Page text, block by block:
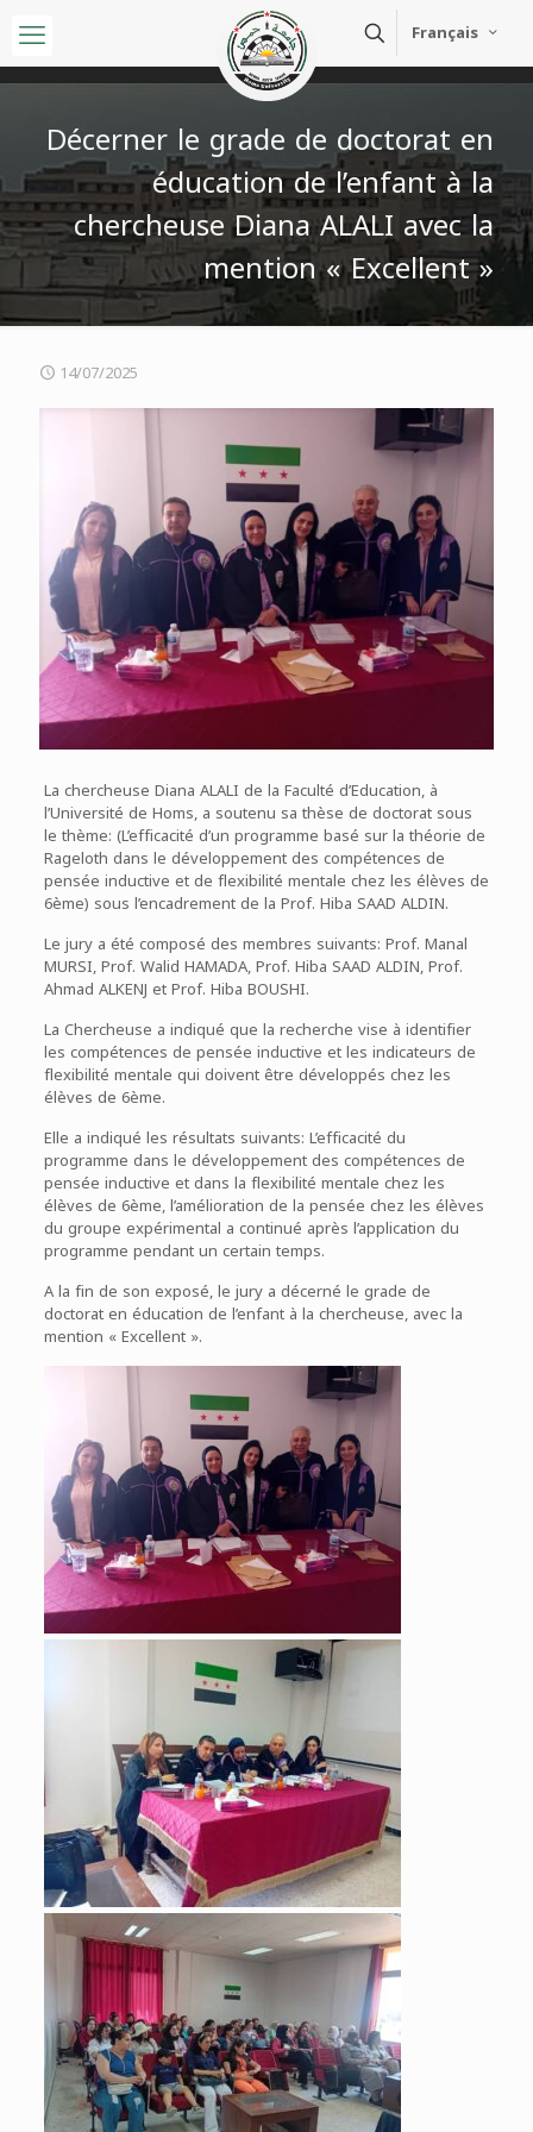
Français
Décerner le grade de doctorat en
éducation de l’enfant à la
chercheuse Diana ALALI avec la
mention « Excellent »
14/07/2025
La chercheuse Diana ALALI de la Faculté d’Education, à
l’Université de Homs, a soutenu sa thèse de doctorat sous
le thème: (L’efficacité d’un programme basé sur la théorie de
Rageloth dans le développement des compétences de
pensée inductive et de flexibilité mentale chez les élèves de
6ème) sous l’encadrement de la Prof. Hiba SAAD ALDIN.
Le jury a été composé des membres suivants: Prof. Manal
MURSI, Prof. Walid HAMADA, Prof. Hiba SAAD ALDIN, Prof.
Ahmad ALKENJ et Prof. Hiba BOUSHI.
La Chercheuse a indiqué que la recherche vise à identifier
les compétences de pensée inductive et les indicateurs de
flexibilité mentale qui doivent être développés chez les
élèves de 6ème.
Elle a indiqué les résultats suivants: L’efficacité du
programme dans le développement des compétences de
pensée inductive et dans la flexibilité mentale chez les
élèves de 6ème, l’amélioration de la pensée chez les élèves
du groupe expérimental a continué après l’application du
programme pendant un certain temps.
A la fin de son exposé, le jury a décerné le grade de
doctorat en éducation de l’enfant à la chercheuse, avec la
mention « Excellent ».